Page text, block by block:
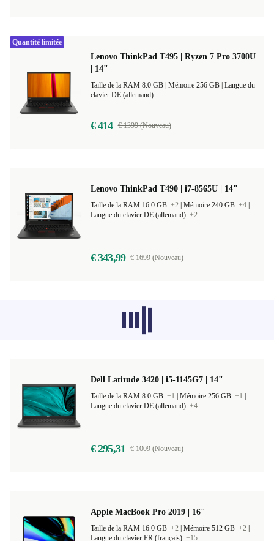
Lenovo ThinkPad T495 | Ryzen 7 Pro 3700U
| 14"
Langue du
clavier DE (allemand)
€ 414 € 1399 (Nouveau)
Quantité limitée
Lenovo ThinkPad T490 | i7-8565U | 14"
Taille de la RAM 16.0 GB +2 Mémoire 240 GB +4
Langue du clavier DE (allemand) +2
€ 343,99 € 1699 (Nouveau)
Les produits recommandés dans d'autres
catégories ne se chargent pas pour le
Dell Latitude 3420 | i5-1145G7 | 14"
Apple MacBook Pro 2019 | 16"